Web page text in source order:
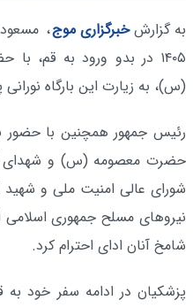
به گزارشخبرگزاری موج،
۱۴۰۵ در بدو ورود به قم،
(س)، به زیارت این بارگاه
رئیس جمهور همچنین با حضور
حضرت معصومه (س) و شهدای
شورای عالی امنیت ملی و
نیروهای مسلح جمهوری اسلامی
شامخ آنان ادای احترام کرد.
پزشکیان در ادامه سفر خود به